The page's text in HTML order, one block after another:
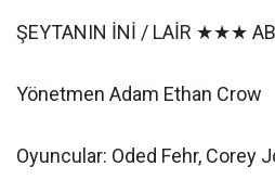
ŞEYTANIN İNİ / LAİR ★★★
Yönetmen Adam Ethan Crow
Oyuncular: Oded Fehr, Corey